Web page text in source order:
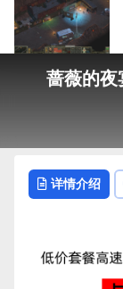
蔷薇的
详情介绍